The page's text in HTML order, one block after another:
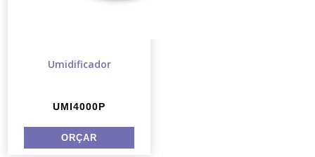
Umidificador
UMI4000P